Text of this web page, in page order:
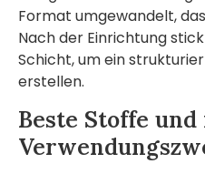
Format umgewandelt,
Nach der Einrichtung
Schicht, um ein
erstellen.
Beste Stoffe und